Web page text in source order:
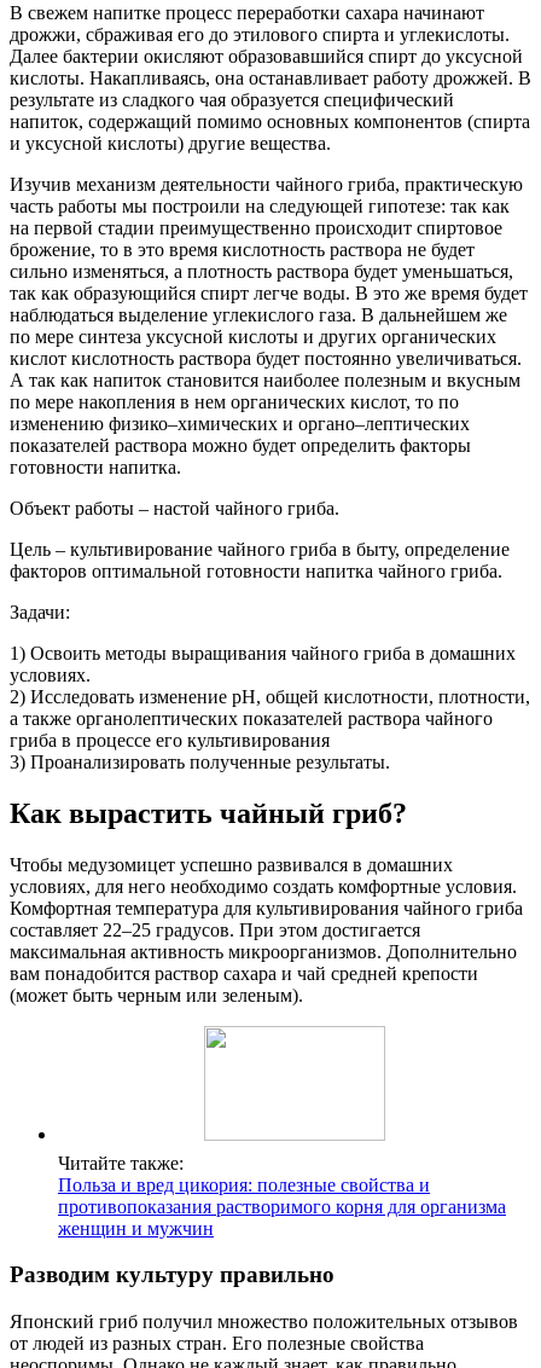
В свежем напитке процесс переработки сахара начинают
дрожжи, сбраживая его до этилового спирта и углекислоты.
Далее бактерии окисляют образовавшийся спирт до уксусной
кислоты. Накапливаясь, она останавливает работу дрожжей. В
результате из сладкого чая образуется специфический
напиток, содержащий помимо основных компонентов (спирта
и уксусной кислоты) другие вещества.
Изучив механизм деятельности чайного гриба, практическую
часть работы мы построили на следующей гипотезе: так как
на первой стадии преимущественно происходит спиртовое
брожение, то в это время кислотность раствора не будет
сильно изменяться, а плотность раствора будет уменьшаться,
так как образующийся спирт легче воды. В это же время будет
наблюдаться выделение углекислого газа. В дальнейшем же
по мере синтеза уксусной кислоты и других органических
кислот кислотность раствора будет постоянно увеличиваться.
А так как напиток становится наиболее полезным и вкусным
по мере накопления в нем органических кислот, то по
изменению физико–химических и органо–лептических
показателей раствора можно будет определить факторы
готовности напитка.
Объект работы – настой чайного гриба.
Цель – культивирование чайного гриба в быту, определение
факторов оптимальной готовности напитка чайного гриба.
Задачи:
1) Освоить методы выращивания чайного гриба в домашних
условиях.
2) Исследовать изменение рН, общей кислотности, плотности,
а также органолептических показателей раствора чайного
гриба в процессе его культивирования
3) Проанализировать полученные результаты.
Как вырастить чайный гриб?
Чтобы медузомицет успешно развивался в домашних
условиях, для него необходимо создать комфортные условия.
Комфортная температура для культивирования чайного гриба
составляет 22–25 градусов. При этом достигается
максимальная активность микроорганизмов. Дополнительно
вам понадобится раствор сахара и чай средней крепости
(может быть черным или зеленым).
Читайте также:
Польза и вред цикория: полезные свойства и
противопоказания растворимого корня для организма
женщин и мужчин
Разводим культуру правильно
Японский гриб получил множество положительных отзывов
от людей из разных стран. Его полезные свойства